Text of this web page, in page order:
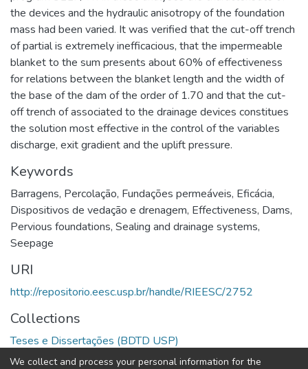
the devices and the hydraulic anisotropy of the foundation
mass had been varied. It was verified that the cut-off trench
of partial is extremely inefficacious, that the impermeable
blanket to the sum presents about 60% of effectiveness
for relations between the blanket length and the width of
the base of the dam of the order of 1.70 and that the cut-
off trench of associated to the drainage devices constitues
the solution most effective in the control of the variables
discharge, exit gradient and the uplift pressure.
Keywords
Barragens, Percolação, Fundações permeáveis, Eficácia,
Dispositivos de vedação e drenagem, Effectiveness, Dams,
Pervious foundations, Sealing and drainage systems,
Seepage
URI
http://repositorio.eesc.usp.br/handle/RIEESC/2752
Collections
Teses e Dissertações (BDTD USP)
We collect and process your personal information for the